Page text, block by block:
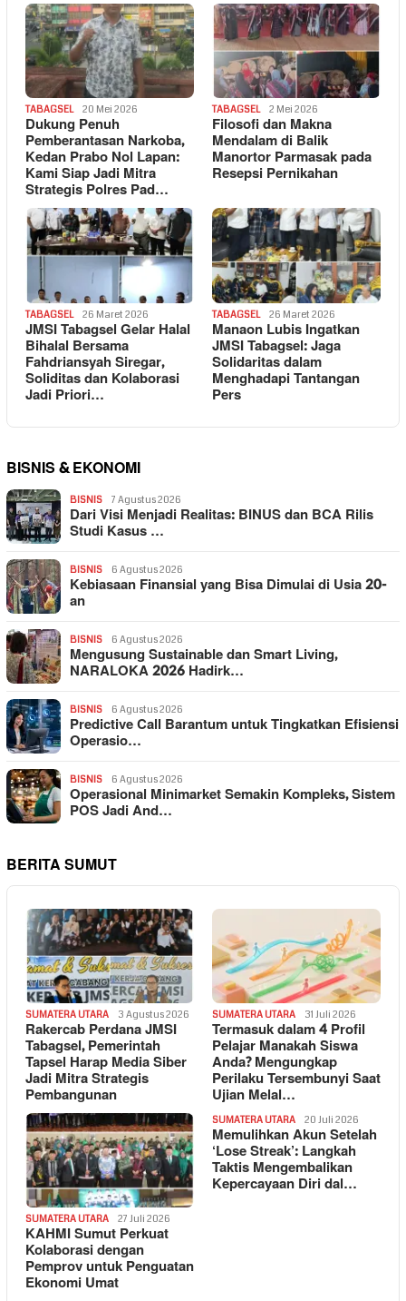
TABAGSEL 20 Mei 2026
Dukung Penuh
Pemberantasan Narkoba,
Kedan Prabo Nol Lapan:
Kami Siap Jadi Mitra
Strategis Polres Pad…
TABAGSEL 2 Mei 2026
Filosofi dan Makna
Mendalam di Balik
Manortor Parmasak pada
Resepsi Pernikahan
TABAGSEL 26 Maret 2026
JMSI Tabagsel Gelar Halal
Bihalal Bersama
Fahdriansyah Siregar,
Soliditas dan Kolaborasi
Jadi Priori…
TABAGSEL 26 Maret 2026
Manaon Lubis Ingatkan
JMSI Tabagsel: Jaga
Solidaritas dalam
Menghadapi Tantangan
Pers
BISNIS & EKONOMI
BISNIS 7 Agustus 2026
Dari Visi Menjadi Realitas: BINUS dan BCA Rilis
Studi Kasus …
BISNIS 6 Agustus 2026
Kebiasaan Finansial yang Bisa Dimulai di Usia 20-
an
BISNIS 6 Agustus 2026
Mengusung Sustainable dan Smart Living,
NARALOKA 2026 Hadirk…
BISNIS 6 Agustus 2026
Predictive Call Barantum untuk Tingkatkan Efisiensi
Operasio…
BISNIS 6 Agustus 2026
Operasional Minimarket Semakin Kompleks, Sistem
POS Jadi And…
BERITA SUMUT
SUMATERA UTARA 3 Agustus 2026
Rakercab Perdana JMSI
Tabagsel, Pemerintah
Tapsel Harap Media Siber
Jadi Mitra Strategis
Pembangunan
SUMATERA UTARA 31 Juli 2026
Termasuk dalam 4 Profil
Pelajar Manakah Siswa
Anda? Mengungkap
Perilaku Tersembunyi Saat
Ujian Melal…
SUMATERA UTARA 27 Juli 2026
KAHMI Sumut Perkuat
Kolaborasi dengan
Pemprov untuk Penguatan
Ekonomi Umat
SUMATERA UTARA 20 Juli 2026
Memulihkan Akun Setelah
‘Lose Streak’: Langkah
Taktis Mengembalikan
Kepercayaan Diri dal…